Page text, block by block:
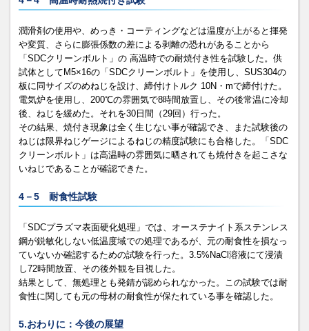
潤滑剤の使用や、めっき・コーティングなどは温度が上がると揮発
や変質、さらに膨張係数の差による剥離の恐れがあることから
「SDCクリーンボルト」の 高温時での耐焼付き性を試験した。供
試体としてM5×16の「SDCクリーンボルト」を使用し、SUS304の
板に同サイズのめねじを設け、締付けトルク 10N・mで締付けた。
電気炉を使用し、200℃の雰囲気で8時間放置し、その後常温に冷却
後、ねじを緩めた。それを30日間（29回）行った。
その結果、焼付き現象は全く生じない事が確認でき、また試験後の
ねじは限界ねじゲージによるねじの精度試験にも合格した。「SDC
クリーンボルト」は高温時の雰囲気に晒されても焼付きを起こさな
いねじであることが確認できた。
4－5 耐食性試験
「SDCプラズマ表面硬化処理」では、オーステナイト系ステンレス
鋼が鋭敏化しない低温度域での処理であるが、元の耐食性を損なっ
ていないか確認するための試験を行った。3.5%NaCl溶液にて浸漬
し72時間放置、その後外観を目視した。
結果として、無処理とも発錆が認められなかった。この試験では耐
食性に関しても元の母材の耐食性が保たれている事を確認した。
5.おわりに：今後の展望